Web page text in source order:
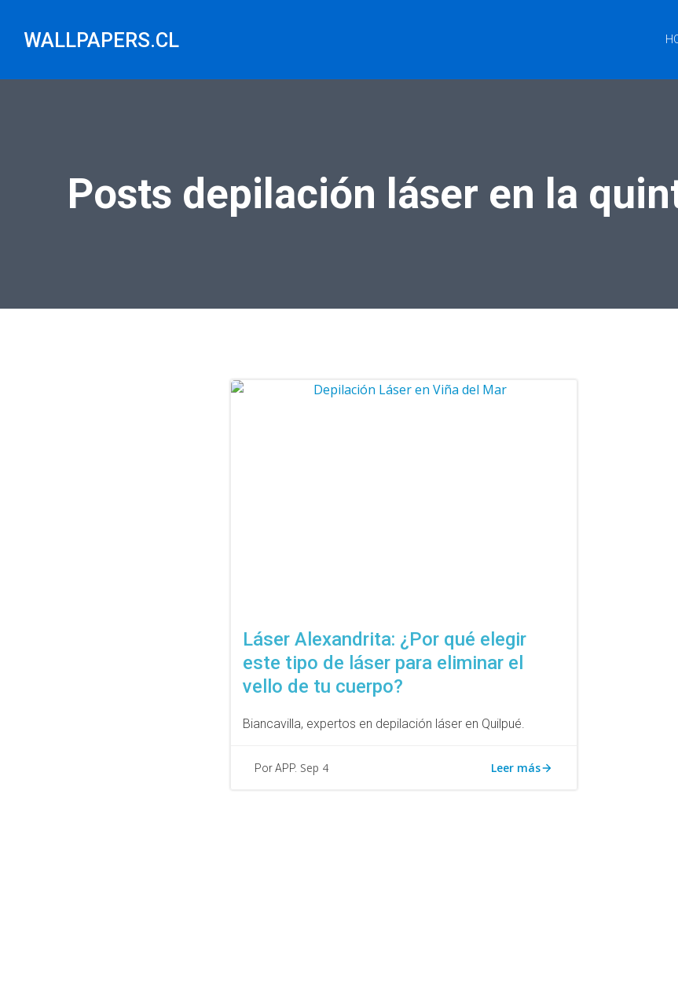
contenido
WALLPAPERS.CL
Posts depilación láser en la
Láser Alexandrita: ¿Por qué elegir
este tipo de láser para eliminar el
vello de tu cuerpo?
Biancavilla, expertos en depilación láser en Quilpué.
Por APP. Sep 4 Leer más